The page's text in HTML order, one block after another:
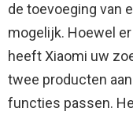
de toevoeging van
mogelijk. Hoewel
heeft Xiaomi uw
twee producten
functies passen.